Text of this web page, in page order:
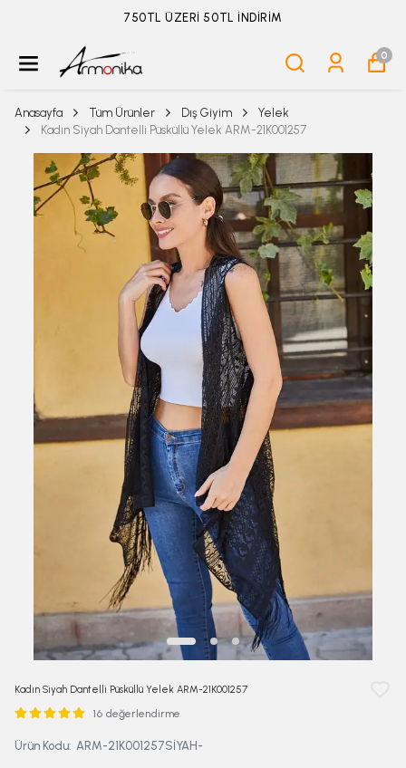
ÜYELİKSİZ SİPARİŞ İADE TALEBİ İÇİN TIKLA
0
Anasayfa Tüm Ürünler Dış Giyim
Yelek
Kadın Siyah Dantelli Püsküllü Yelek ARM-21K001257
Kadın Siyah Dantelli Püsküllü Yelek ARM-21K001257
16 değerlendirme
Ürün Kodu: ARM-21K001257SİYAH-